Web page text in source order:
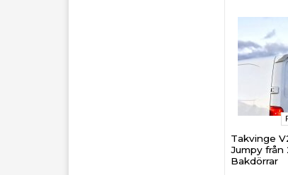
Takvinge
Jumpy från
Bakdörrar